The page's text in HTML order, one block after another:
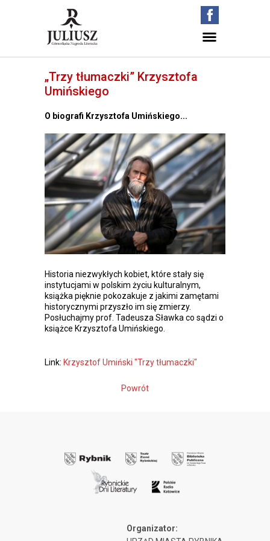
„Trzy tłumaczki” Krzysztofa
Umińskiego
O biografi Krzysztofa Umińskiego...
Historia niezwykłych kobiet, które stały się
instytucjami w polskim życiu kulturalnym,
książka pięknie pokozakuje z jakimi zamętami
historycznymi przyszło im się zmierzy.
Posłuchajmy prof. Tadeusza Sławka co sądzi o
książce Krzysztofa Umińskiego.
Link: Krzysztof Umiński "Trzy tłumaczki"
Powrót
Organizator: